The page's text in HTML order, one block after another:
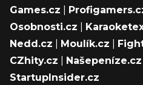
Games.cz
Osobnosti.cz
Nedd.cz
Moulík.cz
CZhity.cz
Našepeníze.cz
StartupInsider.cz